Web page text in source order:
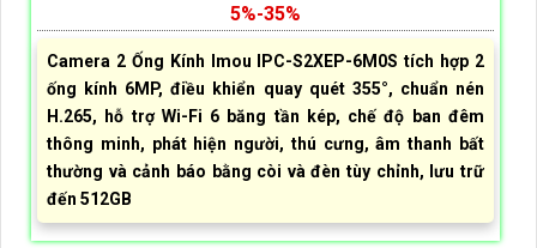
5%-35%
Camera 2 Ống Kính Imou IPC-S2XEP-6M0S tích hợp 2
ống kính 6MP, điều khiển quay quét 355°, chuẩn nén
H.265, hỗ trợ Wi-Fi 6 băng tần kép, chế độ ban đêm
thông minh, phát hiện người, thú cưng, âm thanh bất
thường và cảnh báo bằng còi và đèn tùy chỉnh, lưu trữ
đến 512GB